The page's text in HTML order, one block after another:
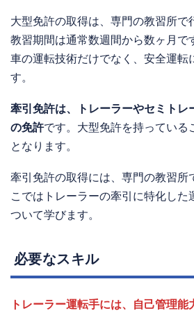
大型免許の取得は、専門の教習所で
教習期間は通常数週間から数ヶ月で
車の運転技術だけでなく、安全運転
す。
牽引免許は、トレーラーやセミトレ
の免許です。大型免許を持っている
となります。
牽引免許の取得には、専門の教習所
こではトレーラーの牽引に特化した
ついて学びます。
必要なスキル
トレーラー運転手には、自己管理能